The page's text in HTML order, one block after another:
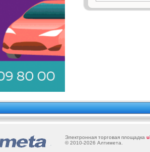
Электронная торговая площадка u
© 2010-2026 Алтимета